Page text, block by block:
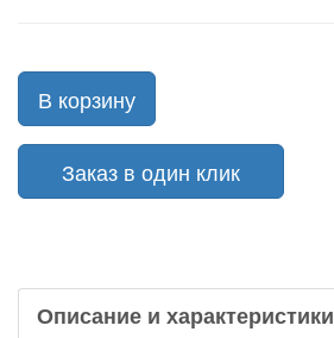
В корзину
Заказ в один клик
Описание и характеристики